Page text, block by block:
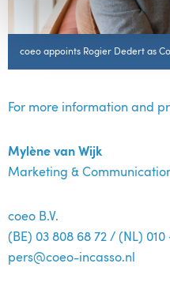
coeo appoints Rogier Dedert as
For more information and
Mylène van Wijk
Marketing &
coeo B.V.
(BE) 03 808 68 72 / (NL) 010
pers@coeo-incasso.nl